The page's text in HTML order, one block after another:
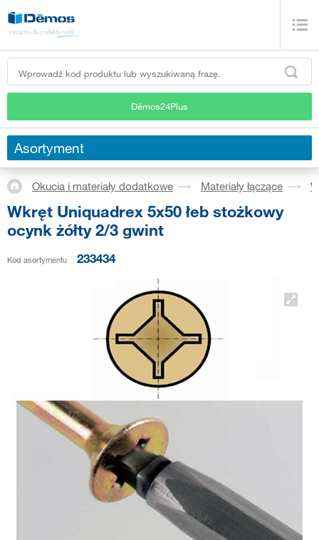
Démos24Plus
Asortyment
Okucia i materiały dodatkowe Materiały łączące
Wkręt Uniquadrex 5x50 łeb stożkowy
ocynk żółty 2/3 gwint
Kod asortymentu 233434